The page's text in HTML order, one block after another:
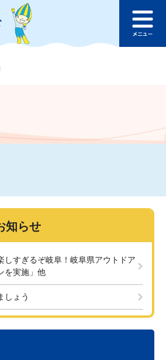
このページの本文へ
ュ
知らせ
しすぎるぞ岐阜！岐阜県アウトドア
を実施」他
しょう